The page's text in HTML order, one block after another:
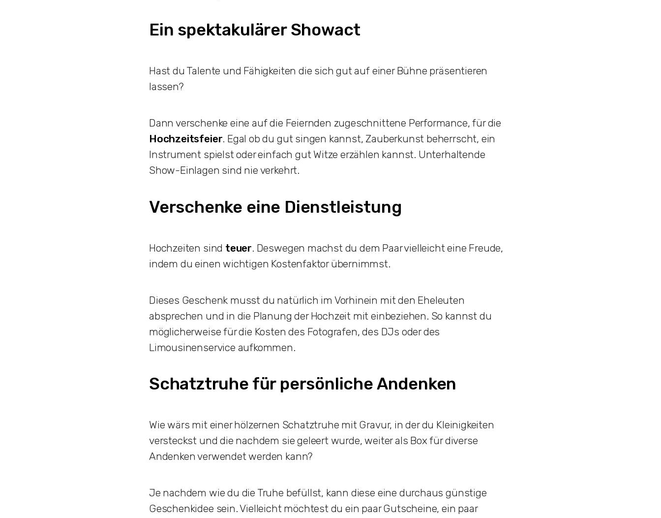
Ein spektakulärer Showact
Hast du Talente und Fähigkeiten die sich gut auf einer Bühne präsentieren
lassen?
Dann verschenke eine auf die Feiernden zugeschnittene Performance, für die
Hochzeitsfeier. Egal ob du gut singen kannst, Zauberkunst beherrscht, ein
Instrument spielst oder einfach gut Witze erzählen kannst. Unterhaltende
Show-Einlagen sind nie verkehrt.
Verschenke eine Dienstleistung
Hochzeiten sind teuer. Deswegen machst du dem Paar vielleicht eine Freude,
indem du einen wichtigen Kostenfaktor übernimmst.
Dieses Geschenk musst du natürlich im Vorhinein mit den Eheleuten
absprechen und in die Planung der Hochzeit mit einbeziehen. So kannst du
möglicherweise für die Kosten des Fotografen, des DJs oder des
Limousinenservice aufkommen.
Schatztruhe für persönliche Andenken
Wie wärs mit einer hölzernen Schatztruhe mit Gravur, in der du Kleinigkeiten
versteckst und die nachdem sie geleert wurde, weiter als Box für diverse
Andenken verwendet werden kann?
Je nachdem wie du die Truhe befüllst, kann diese eine durchaus günstige
Geschenkidee sein. Vielleicht möchtest du ein paar Gutscheine, ein paar